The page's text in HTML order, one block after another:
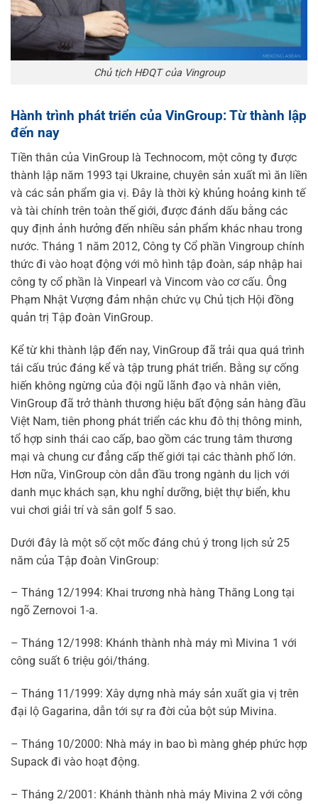
Chủ tịch HĐQT của Vingroup
Hành trình phát triển của VinGroup: Từ thành lập
đến nay
Tiền thân của VinGroup là Technocom, một công ty được
thành lập năm 1993 tại Ukraine, chuyên sản xuất mì ăn liền
và các sản phẩm gia vị. Đây là thời kỳ khủng hoảng kinh tế
và tài chính trên toàn thế giới, được đánh dấu bằng các
quy định ảnh hưởng đến nhiều sản phẩm khác nhau trong
nước. Tháng 1 năm 2012, Công ty Cổ phần Vingroup chính
thức đi vào hoạt động với mô hình tập đoàn, sáp nhập hai
công ty cổ phần là Vinpearl và Vincom vào cơ cấu. Ông
Phạm Nhật Vượng đảm nhận chức vụ Chủ tịch Hội đồng
quản trị Tập đoàn VinGroup.
Kể từ khi thành lập đến nay, VinGroup đã trải qua quá trình
tái cấu trúc đáng kể và tập trung phát triển. Bằng sự cống
hiến không ngừng của đội ngũ lãnh đạo và nhân viên,
VinGroup đã trở thành thương hiệu bất động sản hàng đầu
Việt Nam, tiên phong phát triển các khu đô thị thông minh,
tổ hợp sinh thái cao cấp, bao gồm các trung tâm thương
mại và chung cư đẳng cấp thế giới tại các thành phố lớn.
Hơn nữa, VinGroup còn dẫn đầu trong ngành du lịch với
danh mục khách sạn, khu nghỉ dưỡng, biệt thự biển, khu
vui chơi giải trí và sân golf 5 sao.
Dưới đây là một số cột mốc đáng chú ý trong lịch sử 25
năm của Tập đoàn VinGroup:
– Tháng 12/1994: Khai trương nhà hàng Thăng Long tại
ngõ Zernovoi 1-a.
– Tháng 12/1998: Khánh thành nhà máy mì Mivina 1 với
công suất 6 triệu gói/tháng.
– Tháng 11/1999: Xây dựng nhà máy sản xuất gia vị trên
đại lộ Gagarina, dẫn tới sự ra đời của bột súp Mivina.
– Tháng 10/2000: Nhà máy in bao bì màng ghép phức hợp
Supack đi vào hoạt động.
– Tháng 2/2001: Khánh thành nhà máy Mivina 2 với công